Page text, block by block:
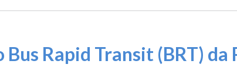
Bus Rapid Transit (BRT)